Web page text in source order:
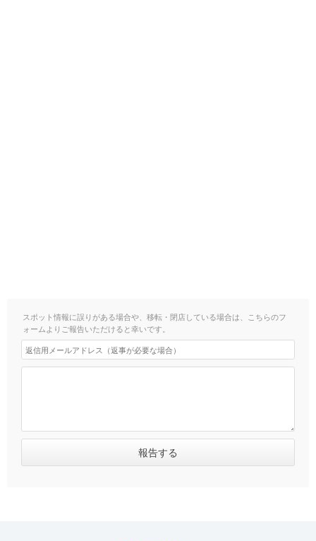
スポット情報に誤りがある場合や、移転・閉店している場合は、こちらのフ
ォームよりご報告いただけると幸いです。